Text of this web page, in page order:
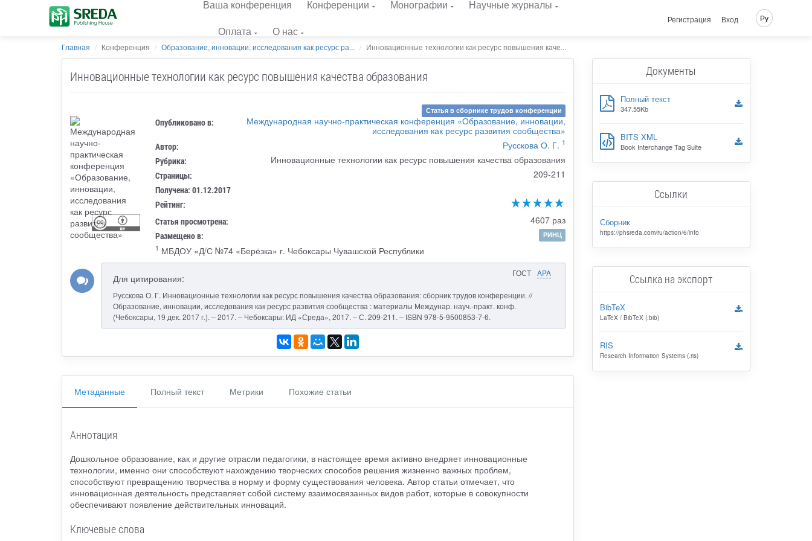
Ваша конференция Конференции Монографии
Научные журналы
Оплата
О нас
Регистрация Вход Ру
Главная Конференция Образование, инновации, исследования как ресурс ра... Инновационные технологии как ресурс повышения каче...
Инновационные технологии как ресурс повышения качества образования
Статья в сборнике трудов конференции
Опубликовано в:
Международная научно-практическая конференция «Образование, инновации,
исследования как ресурс развития сообщества»
Автор: Русскова О. Г. 1
Рубрика: Инновационные технологии как ресурс повышения качества образования
Страницы: 209-211
Получена: 01.12.2017
Рейтинг:
Статья просмотрена:
4607 раз
Размещено в:
РИНЦ
1 МБДОУ «Д/С №74 «Берёзка» г. Чебоксары Чувашской Республики
ГОСТ APA
Для цитирования:
Русскова О. Г. Инновационные технологии как ресурс повышения качества образования: сборник трудов конференции. //
Образование, инновации, исследования как ресурс развития сообщества : материалы Междунар. науч.-практ. конф.
(Чебоксары, 19 дек. 2017 г.). – 2017. – Чебоксары: ИД «Среда», 2017. – С. 209-211. – ISBN 978-5-9500853-7-6.
Метаданные Полный текст Метрики Похожие статьи
Аннотация
Дошкольное образование, как и другие отрасли педагогики, в настоящее время активно внедряет инновационные
технологии, именно они способствуют нахождению творческих способов решения жизненно важных проблем,
способствуют превращению творчества в норму и форму существования человека. Автор статьи отмечает, что
инновационная деятельность представляет собой систему взаимосвязанных видов работ, которые в совокупности
обеспечивают появление действительных инноваций.
Ключевые слова
Документы
Полный текст
347.55Kb
BITS XML
Book Interchange Tag Suite
Ссылки
Сборник
https://phsreda.com/ru/action/6/info
Ссылка на экспорт
BibTeX
LaTeX / BibTeX (.bib)
RIS
Research Information Systems (.ris)